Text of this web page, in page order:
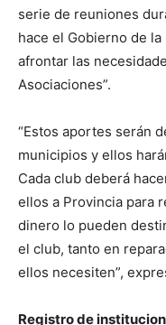
serie de reuniones
hace el Gobierno de
afrontar las
Asociaciones”.
“Estos aportes serán
municipios y ellos
Cada club deberá
ellos a Provincia para
dinero lo pueden
el club, tanto en
ellos necesiten”,
Registro de